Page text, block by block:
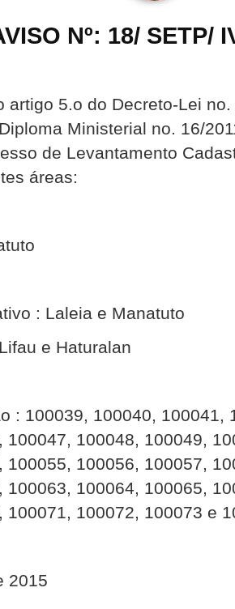
Nº: 18/ SETP/
artigo 5.o do Decreto-Lei
Ministerial no. 16/
de Levantamento
áreas:
: Laleia e Manatuto
e Haturalan
: 100039, 100040, 100041,
100047, 100048, 100049,
100055, 100056, 100057,
100063, 100064, 100065,
100071, 100072, 100073 e
2015